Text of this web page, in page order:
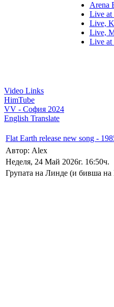
Arena
Live at
Live,
Live,
Live at
Video Links
HimTube
VV - София 2024
English Translate
Flat Earth release new song -
Автор: Alex
Неделя, 24 Май 2026г. 16:50ч.
Групата на Линде (и бивша на